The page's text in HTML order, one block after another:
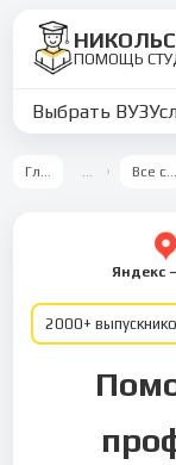
ПОМОЩЬ
Выбрать ВУЗ
Главная … Все семестры
Яндекс
2000+